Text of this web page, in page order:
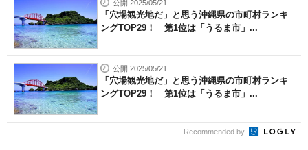
公開 2025/05/21
「穴場観光地だ」と思う沖縄県の市町村ランキ
ングTOP29！ 第1位は「うるま市」...
公開 2025/05/21
「穴場観光地だ」と思う沖縄県の市町村ランキ
ングTOP29！ 第1位は「うるま市」...
Recommended by